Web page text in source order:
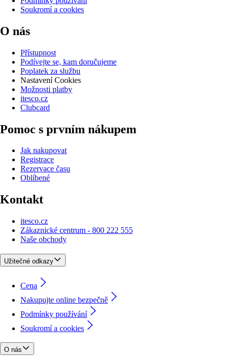
Soukromí a cookies
O nás
Přístupnost
Podívejte se, kam doručujeme
Poplatek za službu
Nastavení Cookies
Možnosti platby
itesco.cz
Clubcard
Pomoc s prvním nákupem
Jak nakupovat
Registrace
Rezervace času
Oblíbené
Kontakt
itesco.cz
Zákaznické centrum - 800 222 555
Naše obchody
Užitečné odkazy
Cena
Nakupujte online bezpečně
Podmínky používání
Soukromí a cookies
O nás